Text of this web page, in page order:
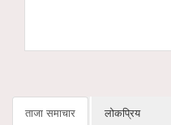
ताजा समाचार लोकप्रिय